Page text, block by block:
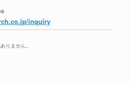
inquiry
りません。